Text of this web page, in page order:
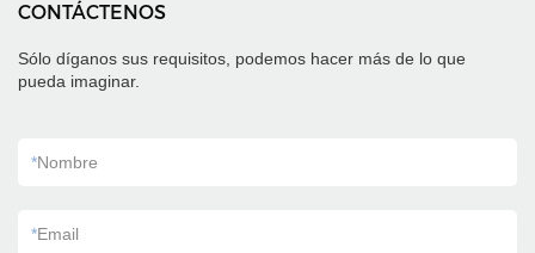
CONTÁCTENOS
Sólo díganos sus requisitos, podemos hacer más de lo que
pueda imaginar.
*Nombre
*Email